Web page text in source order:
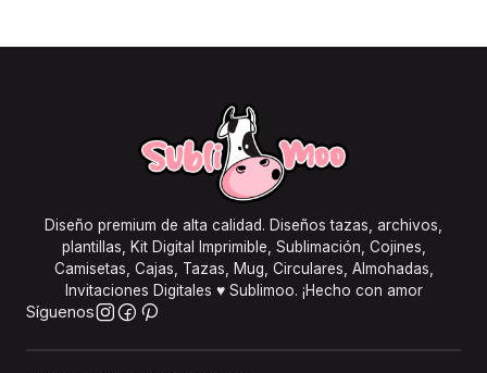
Diseño premium de alta calidad. Diseños tazas, archivos,
plantillas, Kit Digital Imprimible, Sublimación, Cojines,
Camisetas, Cajas, Tazas, Mug, Circulares, Almohadas,
Invitaciones Digitales ♥ Sublimoo. ¡Hecho con amor
Síguenos